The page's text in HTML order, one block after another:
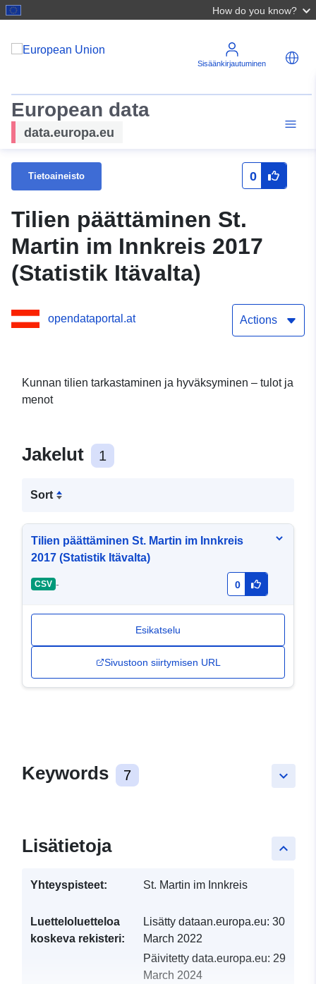
How do you know?
Sisäänkirjautuminen
European data
data.europa.eu
Tietoaineisto 0
Tilien päättäminen St.
Martin im Innkreis 2017
(Statistik Itävalta)
opendataportal.at Actions
Kunnan tilien tarkastaminen ja hyväksyminen – tulot ja
menot
Jakelut 1
Sort
Tilien päättäminen St. Martin im Innkreis
2017 (Statistik Itävalta)
CSV - 0
Esikatselu
Sivustoon siirtymisen URL
keyboard_arrow_down
Keywords 7
keyboard_arrow_up
Lisätietoja
Yhteyspisteet: St. Martin im Innkreis
Luetteloluetteloa
koskeva rekisteri:
Lisätty dataan.europa.eu: 30
March 2022
Päivitetty data.europa.eu: 29
March 2024